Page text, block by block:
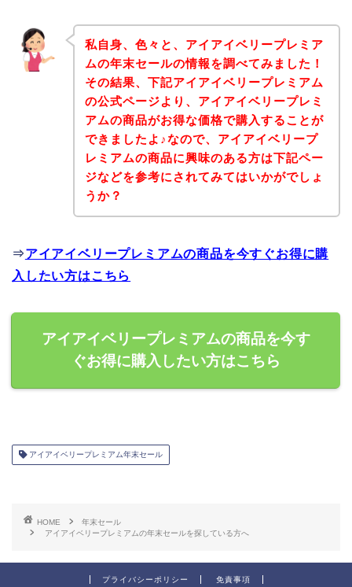
私自身、色々と、アイアイベリープレミア
ムの年末セールの情報を調べてみました！
その結果、下記アイアイベリープレミアム
の公式ページより、アイアイベリープレミ
アムの商品がお得な価格で購入することが
できましたよ♪なので、アイアイベリープ
レミアムの商品に興味のある方は下記ペー
ジなどを参考にされてみてはいかがでしょ
うか？
⇒アイアイベリープレミアムの商品を今すぐお得に購
入したい方はこちら
アイアイベリープレミアムの商品を今す
ぐお得に購入したい方はこちら
アイアイベリープレミアム年末セール
HOME
年末セール
アイアイベリープレミアムの年末セールを探している方へ
プライバシーポリシー 免責事項